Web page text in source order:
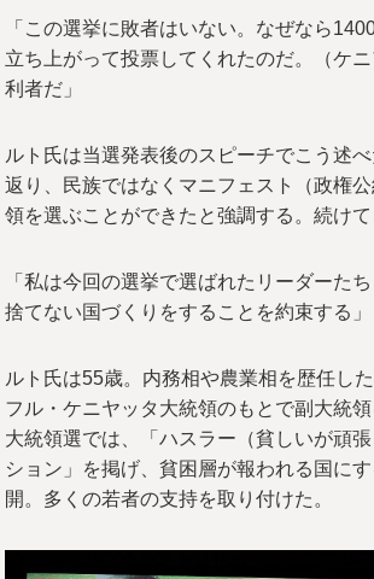
「この選挙に敗者はいない。なぜなら
立ち上がって投票してくれたのだ。（ケ
利者だ」
ルト氏は当選発表後のスピーチでこう述
返り、民族ではなくマニフェスト（政権
領を選ぶことができたと強調する。続けて
「私は今回の選挙で選ばれたリーダーた
捨てない国づくりをすることを約束する」
ルト氏は55歳。内務相や農業相を歴任し
フル・ケニヤッタ大統領のもとで副大統
大統領選では、「ハスラー（貧しいが頑
ション」を掲げ、貧困層が報われる国に
開。多くの若者の支持を取り付けた。